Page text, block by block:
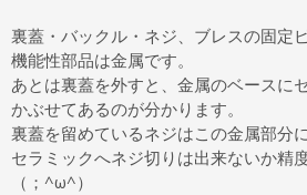
裏蓋・バックル・ネジ、ブレスの固定
機能性部品は金属です。
あとは裏蓋を外すと、金属のベースに
かぶせてあるのが分かります。
裏蓋を留めているネジはこの金属部分
セラミックへネジ切りは出来ないか精
（；^ω^）